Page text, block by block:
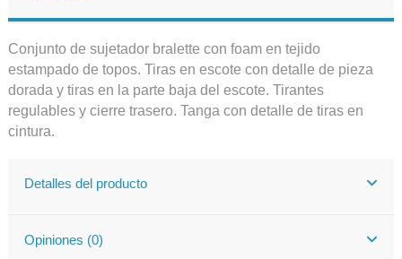
Conjunto de sujetador bralette con foam en tejido
estampado de topos. Tiras en escote con detalle de pieza
dorada y tiras en la parte baja del escote. Tirantes
regulables y cierre trasero. Tanga con detalle de tiras en
cintura.
Detalles del producto
Opiniones (0)